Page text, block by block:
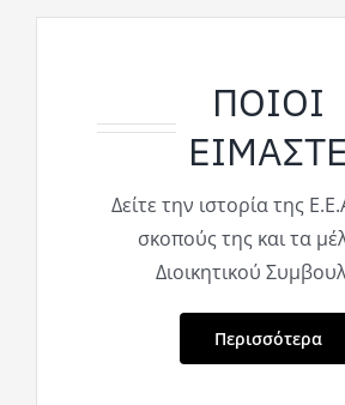
ΠΟΙΟΙ
ΕΙΜΑΣΤΕ
Δείτε την ιστορία της
σκοπούς της και τα
Διοικητικού
Περισσότερα